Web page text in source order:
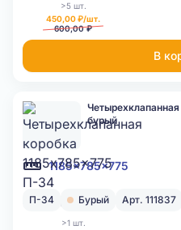
>5 шт.
450,00 ₽/шт.
600,00 ₽
В
1185x785x775
бурый
П-34 Бурый Арт. 111837
>1 шт.